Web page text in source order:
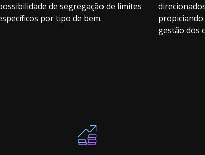
de segregação de limites
por tipo de bem.
gestão dos